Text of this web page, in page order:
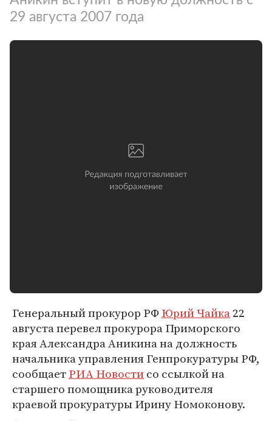
29 августа 2007 года
Генеральный прокурор РФЮрий Чайка22
августа перевел прокурора Приморского
края Александра Аникина на должность
начальника управления Генпрокуратуры РФ,
сообщаетРИА Новостисо ссылкой на
старшего помощника руководителя
краевой прокуратуры Ирину Номоконову.